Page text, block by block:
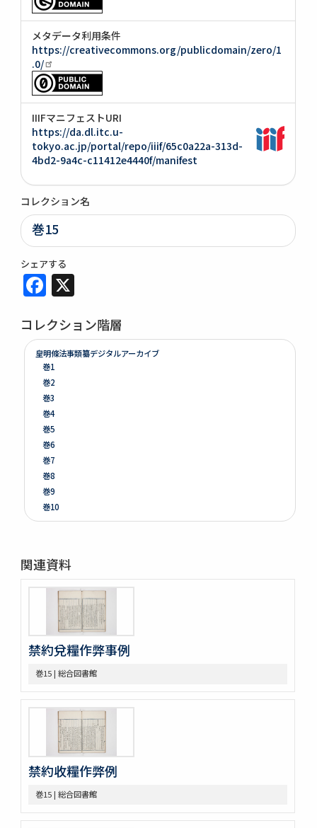
メタデータ利用条件
https://creativecommons.org/publicdomain/zero/1
.0/
IIIFマニフェストURI
https://da.dl.itc.u-
tokyo.ac.jp/portal/repo/iiif/65c0a22a-313d-
4bd2-9a4c-c11412e4440f/manifest
コレクション名
巻15
シェアする
Facebook
コレクション階層
皇明條法事類纂デジタルアーカイブ
巻1
巻2
巻3
巻4
巻5
巻6
巻7
巻8
巻9
巻10
巻11
巻14
巻15
巻16
巻18
巻19
巻21
巻22
巻23
巻24
巻25
巻26
巻27
巻29
巻30
関連資料
禁約兌糧作弊事例
巻15 | 総合図書館
禁約收糧作弊例
巻15 | 総合図書館